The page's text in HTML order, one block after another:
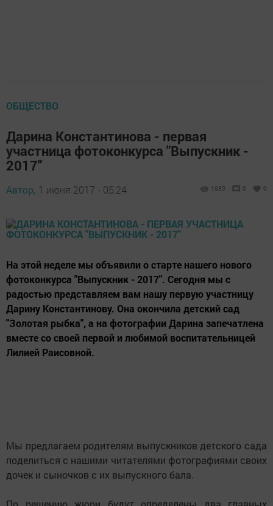
ОБЩЕСТВО
Дарина Константинова - первая
участница фотоконкурса "Выпускник -
2017"
Автор, 1 июня 2017 - 05:24 1030 0 0
На этой неделе мы объявили о старте нашего нового
фотоконкурса "Выпускник - 2017". Сегодня мы с
радостью представляем вам нашу первую участницу
Дарину Константинову. Она окончила детский сад
"Золотая рыбка", а на фотографии Дарина запечатлена
вместе со своей первой и любимой воспитательницей
Лилией Раисовной.
Мы предлагаем родителям выпускников детского сада
поделиться с нашими читателями фотографиями своих
дочек и сыночков с их выпускного бала.